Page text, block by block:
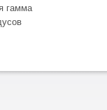
гамма